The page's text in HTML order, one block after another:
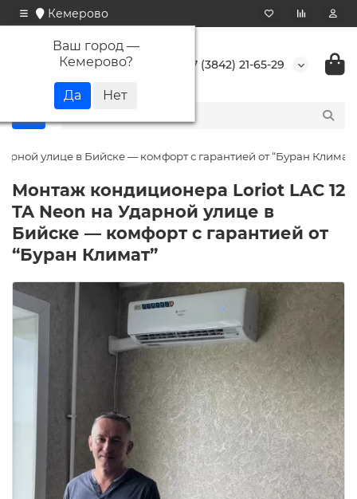
Кемерово
Ваш город —
Кемерово? +7 (3842) 21-65-29
улице в Бийске — комфорт с гарантией от “Буран Климат”
Монтаж кондиционера Loriot LAC 12
TA Neon на Ударной улице в
Бийске — комфорт с гарантией от
“Буран Климат”